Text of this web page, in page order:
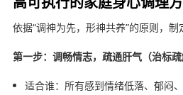
依据“调神为先，形神共养”的原则，制
第一步：调畅情志，疏通肝气（治标疏
适合谁：所有感到情绪低落、郁闷、